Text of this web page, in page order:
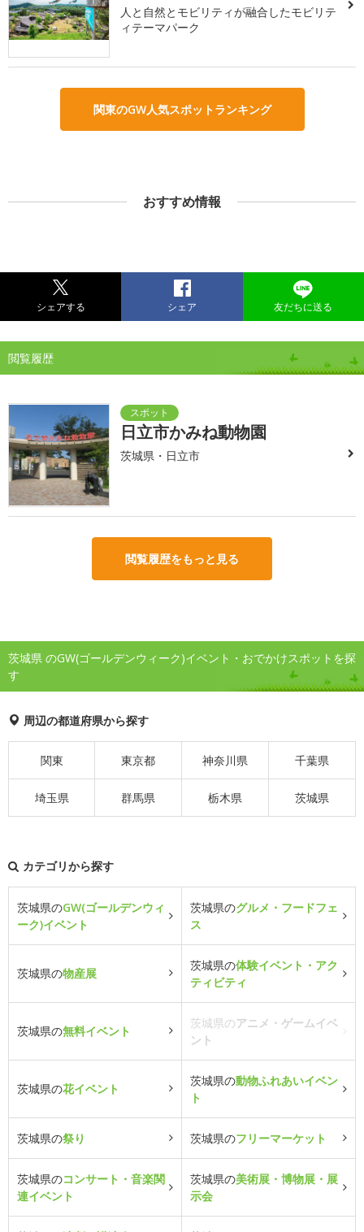
人と自然とモビリティが融合したモビリテ
ィテーマパーク
関東のGW人気スポットランキング
おすすめ情報
シェアする シェア 友だちに送る
閲覧履歴
日立市かみね動物園
茨城県・日立市
閲覧履歴をもっと見る
茨城県 のGW(ゴールデンウィーク)イベント・おでかけスポットを探
す
周辺の都道府県から探す
関東 東京都 神奈川県 千葉県
埼玉県 群馬県 栃木県 茨城県
カテゴリから探す
茨城県のGW(ゴールデンウィ
ーク)イベント
茨城県のグルメ・フードフェ
ス
茨城県の物産展
茨城県の体験イベント・アク
ティビティ
茨城県の無料イベント
茨城県のアニメ・ゲームイベ
ント
茨城県の花イベント
茨城県の動物ふれあいイベン
ト
茨城県の祭り 茨城県のフリーマーケット
茨城県のコンサート・音楽関
連イベント
茨城県の美術展・博物展・展
示会